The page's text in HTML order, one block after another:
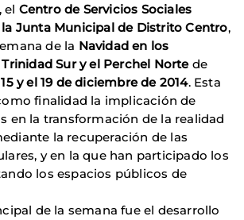
el Centro de Servicios Sociales
Junta Municipal de Distrito Centro,
de la Navidad en los
Sur y el Perchel Nortede
15 y el 19 de diciembre de 2014. Esta
finalidad la implicación de
en la transformación de la realidad
la recuperación de las
y en la que han participado los
los espacios públicos de
de la semana fue el desarrollo